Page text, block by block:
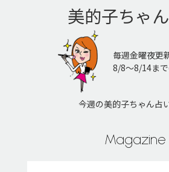
美的子ちゃ
毎週金曜夜更
8/8〜8/14ま
今週の美的子ちゃん占
Magazine